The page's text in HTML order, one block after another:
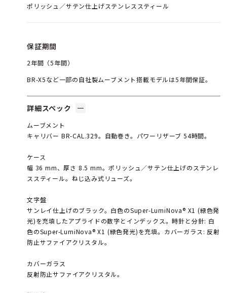
ポリッシュ／サテン仕上げステンレススティール
保証期間
2年間（5年間）
BR-X5など一部の自社製ムーブメント搭載モデルは5年間保証。
詳細スペック
ムーブメント
キャリバー BR-CAL.329。自動巻き。パワーリザーブ 54時間。
ケース
幅 36 mm、厚さ 8.5 mm。ポリッシュ／サテン仕上げのステンレ
ススティール。ねじ込み式リューズ。
文字盤
サンレイ仕上げのブラック。白色のSuper-LumiNova® X1 (緑色発
光)を充填したアプライドの数字とインデックス。時針と分針: 白
色のSuper-LumiNova® X1 (緑色発光)を充填。カバーガラス: 反射
防止サファイアクリスタル。
カバーガラス
反射防止サファイアクリスタル。